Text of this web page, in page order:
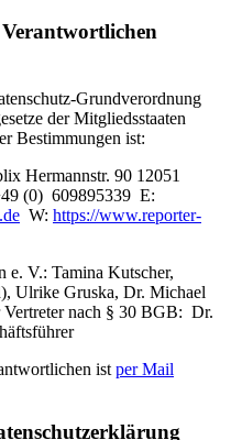
Grundverordnung
der Mitgliedsstaaten
Bestimmungen ist:
Hermannstr. 90 12051
(0) 609895339 E:
W: https://www.reporter-
e. V.: Tamina Kutscher,
Ulrike Gruska, Dr. Michael
Vertreter nach § 30 BGB: Dr.
ist per Mail